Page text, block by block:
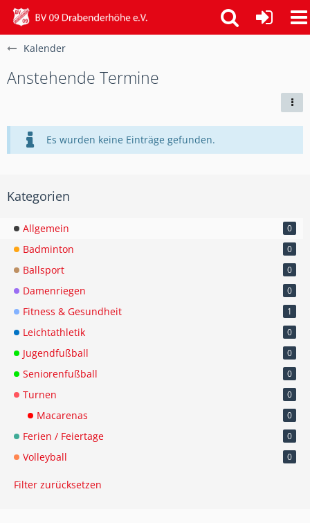
Kalender
Anstehende Termine
Es wurden keine Einträge gefunden.
Kategorien
Allgemein 0
Badminton 0
Ballsport 0
Damenriegen 0
Fitness & Gesundheit 1
Leichtathletik 0
Jugendfußball 0
Seniorenfußball 0
Turnen 0
Macarenas 0
Ferien / Feiertage 0
Volleyball 0
Filter zurücksetzen